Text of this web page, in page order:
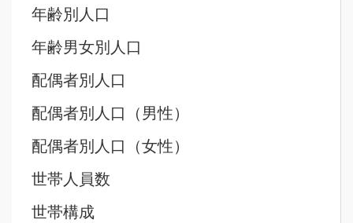
年齢別人口
年齢男女別人口
配偶者別人口
配偶者別人口（男性）
配偶者別人口（女性）
世帯人員数
世帯構成